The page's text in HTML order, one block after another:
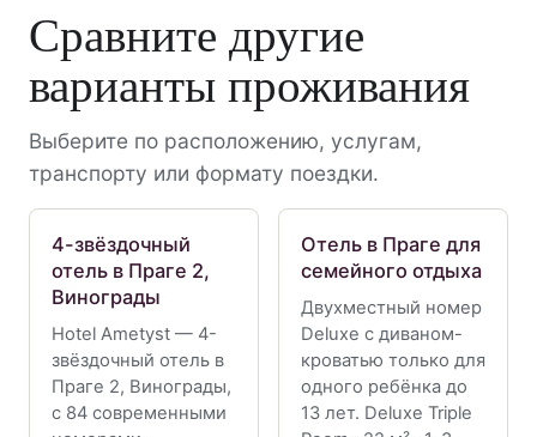
Сравните другие
варианты проживания
Выберите по расположению, услугам,
транспорту или формату поездки.
4-звёздочный
отель в Праге 2,
Винограды
Hotel Ametyst — 4-
звёздочный отель в
Праге 2, Винограды,
с 84 современными
Отель в Праге для
семейного отдыха
Двухместный номер
Deluxe с диваном-
кроватью только для
одного ребёнка до
13 лет. Deluxe Triple